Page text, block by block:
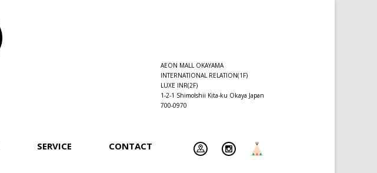
AEON MALL OKAYAMA
INTERNATIONAL RELATION(1F)
LUXE INR(2F)
1-2-1 ShimoIshii Kita-ku Okaya Japan
700-0970
SERVICE CONTACT